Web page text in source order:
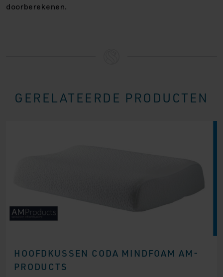
doorberekenen.
GERELATEERDE PRODUCTEN
HOOFDKUSSEN CODA MINDFOAM AM-
PRODUCTS